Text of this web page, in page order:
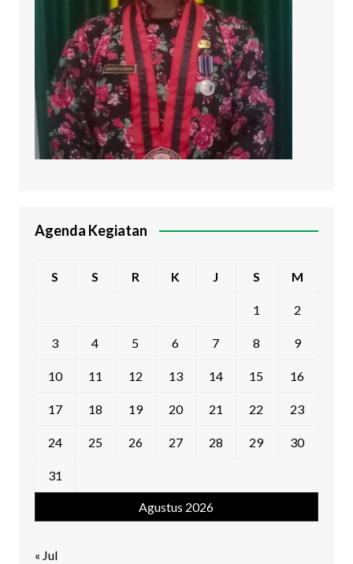
Agenda Kegiatan
Agustus 2026
S S R K J S M
1 2
3 4 5 6 7 8 9
10 11 12 13 14 15 16
17 18 19 20 21 22 23
24 25 26 27 28 29 30
31
« Jul